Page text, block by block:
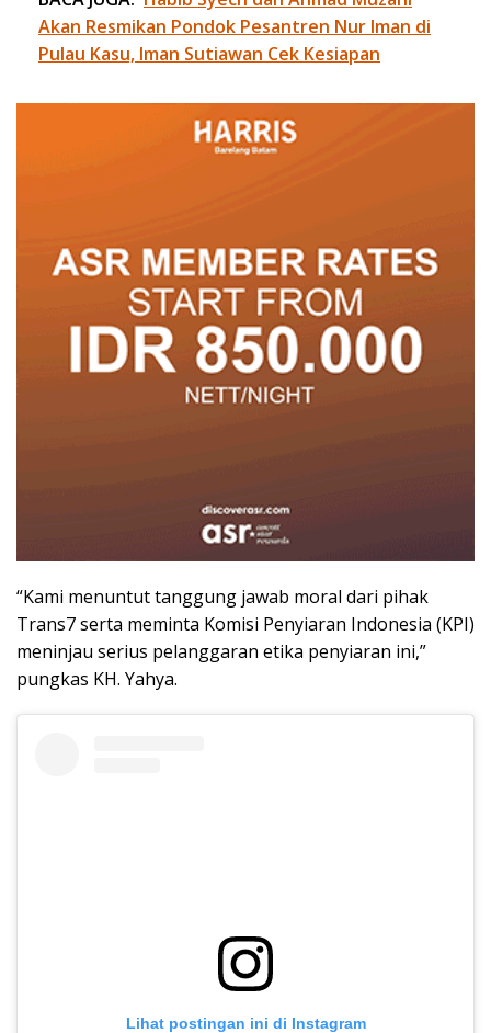
Akan Resmikan Pondok Pesantren Nur Iman di
Pulau Kasu, Iman Sutiawan Cek Kesiapan
“Kami menuntut tanggung jawab moral dari pihak
Trans7 serta meminta Komisi Penyiaran Indonesia (KPI)
meninjau serius pelanggaran etika penyiaran ini,”
pungkas KH. Yahya.
Lihat postingan ini di Instagram